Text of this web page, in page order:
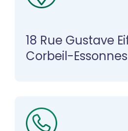
18 Rue Gustave
Corbeil-Essonnes